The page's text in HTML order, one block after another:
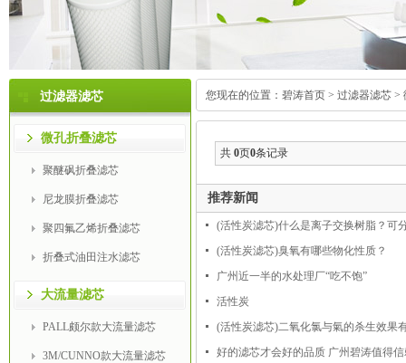
过滤器滤芯
微孔折叠滤芯
聚醚砜折叠滤芯
尼龙膜折叠滤芯
聚四氟乙烯折叠滤芯
折叠式油田注水滤芯
大流量滤芯
PALL颇尔款大流量滤芯
3M/CUNNO款大流量滤芯
您现在的位置： 碧涛首页 > 过滤器滤芯 >
共 0页0条记录
推荐新闻
(活性炭滤芯)什么是离子交换树脂？可
(活性炭滤芯)臭氧有哪些物化性质？
广州近一半的水处理厂“吃不饱”
活性炭
(活性炭滤芯)二氧化氯与氣的杀生效果
好的滤芯才会好的品质 广州碧涛值得